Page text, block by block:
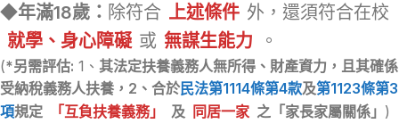
◆年滿18歲： 除符合 上述條件 外，還須符合在校
就學、身心障礙 或 無謀生能力 。
(*另需評估: 1、 其法定扶養義務人無所得、財產資力，且其確係
受納稅義務人扶養，2、合於民法第1114條第4款及第1123條第3
項規定 「互負扶養義務」 及 同居一家 之「家長家屬關係」 )